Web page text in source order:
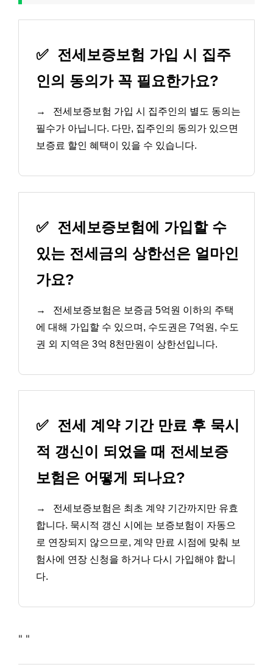
✅ 전세보증보험 가입 시 집주
인의 동의가 꼭 필요한가요?
→
전세보증보험 가입 시 집주인의 별도 동의는
필수가 아닙니다. 다만, 집주인의 동의가 있으면
보증료 할인 혜택이 있을 수 있습니다.
✅ 전세보증보험에 가입할 수
있는 전세금의 상한선은 얼마인
가요?
→
전세보증보험은 보증금 5억원 이하의 주택
에 대해 가입할 수 있으며, 수도권은 7억원, 수도
권 외 지역은 3억 8천만원이 상한선입니다.
✅ 전세 계약 기간 만료 후 묵시
적 갱신이 되었을 때 전세보증
보험은 어떻게 되나요?
→
전세보증보험은 최초 계약 기간까지만 유효
합니다. 묵시적 갱신 시에는 보증보험이 자동으
로 연장되지 않으므로, 계약 만료 시점에 맞춰 보
험사에 연장 신청을 하거나 다시 가입해야 합니
다.
" "